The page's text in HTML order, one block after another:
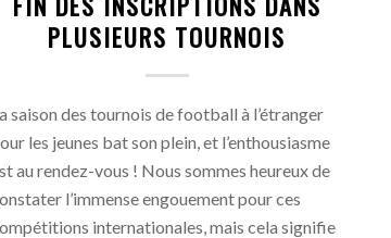
PLUSIEURS TOURNOIS
saison des tournois de football à l’étranger
les jeunes bat son plein, et l’enthousiasme
au rendez-vous ! Nous sommes heureux de
l’immense engouement pour ces
internationales, mais cela signifie